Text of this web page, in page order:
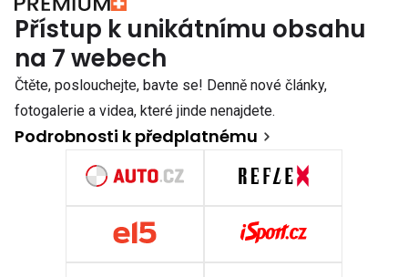
Přístup k unikátnímu obsahu
na 7 webech
Čtěte, poslouchejte, bavte se! Denně nové články,
fotogalerie a videa, které jinde nenajdete.
Podrobnosti k předplatnému